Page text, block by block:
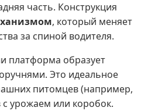
часть. Конструкция
, который меняет
за спиной водителя.
платформа образует
Это идеальное
питомцев (например,
урожаем или коробок.